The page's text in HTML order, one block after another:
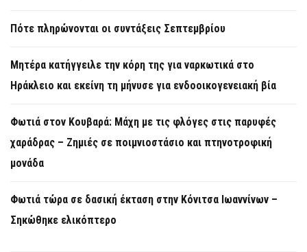
Πότε πληρώνονται οι συντάξεις Σεπτεμβρίου
Μητέρα κατήγγειλε την κόρη της για ναρκωτικά στο
Ηράκλειο και εκείνη τη μήνυσε για ενδοοικογενειακή βία
Φωτιά στον Κουβαρά: Μάχη με τις φλόγες στις παρυφές
χαράδρας – Ζημιές σε ποιμνιοστάσιο και πτηνοτροφική
μονάδα
Φωτιά τώρα σε δασική έκταση στην Κόνιτσα Ιωαννίνων –
Σηκώθηκε ελικόπτερο